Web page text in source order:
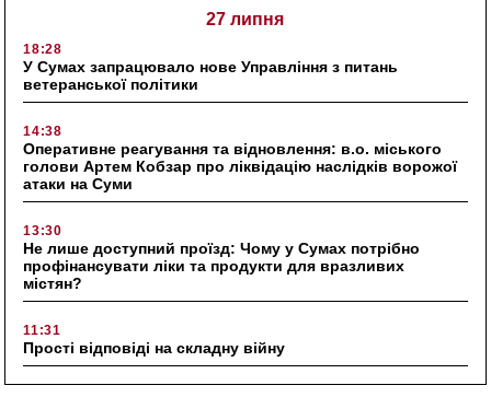
27 липня
18:28
У Сумах запрацювало нове Управління з питань
ветеранської політики
14:38
Оперативне реагування та відновлення: в.о. міського
голови Артем Кобзар про ліквідацію наслідків ворожої
атаки на Суми
13:30
Не лише доступний проїзд: Чому у Сумах потрібно
профінансувати ліки та продукти для вразливих
містян?
11:31
Прості відповіді на складну війну